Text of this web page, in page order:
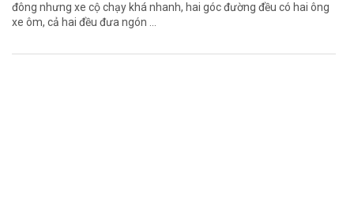
đông nhưng xe cộ chạy khá nhanh, hai góc đường đều có hai ông
xe ôm, cả hai đều đưa ngón ...